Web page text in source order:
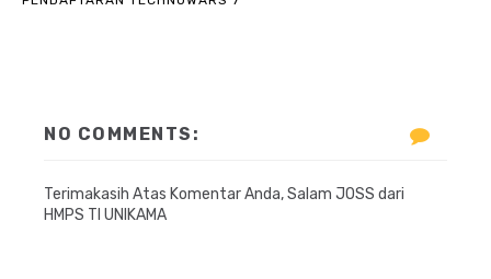
NO COMMENTS:
Terimakasih Atas Komentar Anda, Salam JOSS dari
HMPS TI UNIKAMA